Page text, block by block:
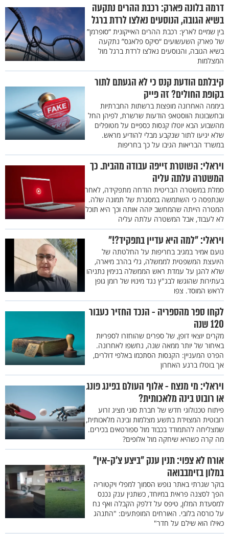
דרמה בלונה פארק: רכבת ההרים נתקעה
בשיא הגובה, הנוסעים נאלצו לרדת ברגל
בין שמיים לארץ: רכבת ההרים האייקונית “סופרמן”
של פארק השעשועים “סיקס פלאגס” נתקעה
בשיא הגובה, והנוסעים נאלצו לרדת ברגל מול
המצלמות
קיבלתם הודעת קנס כי לא הגעתם לתור
בקופת החולים? זה פייק
ביממה האחרונה מופצות ברשתות החברתיות
ובחשבונות הווסטאפ הודעות שרשרת, לפיהן החל
מהשבוע הבא יוטלו קנסות כספיים על מטופלים
שלא יגיעו לתור שנקבע מבלי להודיע מראש.
במשרד הבריאות הגיבו על כך בחריפות
ויראלי: השוטרת זייפה עבודה מהבית. כך
המשטרה עלתה עליה
סמלת במשטרה הבריטית הודחה מתפקידה, לאחר
שנתפסה כי השתמשה במסגרת של תמונה שלה.
המטרה הייתה שהמחשב יזהה אותה וכך היא תוכל
לא לעבוד, אבל המשטרה עלתה עליה
ויראלי: "למה היא עדיין בתפקיד?!"
נועם אמיר במגיב בחריפות על החלטתה של
היועצת המשפטית לממשלה, גלי בהרב מיארה,
שלא להגן על עמדת ראש הממשלה בנימין נתניהו
בעתירות שהוגשו לבג"ץ נגד מינויו של רומן גופן
לראש המוסד. צפו
לקחו ספר מהספריה - הנכד החזיר כעבור
120 שנה
מקרים יוצאי דופן, של ספרים שהוחזרו לספריות
באיחור של יותר ממאה שנה, נחשפו לאחרונה.
הפרט המעניין: הקנסות הסתכמו באלפי דולרים,
אך בוטלו ברגע האחרון
ויראלי: מי מנצח - אלוף העולם בפינג פונג
או רובוט בינה מלאכותית?
פיתוח טכנולוגי חדש של חברת סוני מציג זרוע
רובוטית המצוידת בתשע מצלמות ובינה מלאכותית,
שמצליחה להתמודד בכבוד מול ספורטאים בכירים.
מה קרה כשהיא שיחקה מול אלופים?
אורח לא צפוי: תנין ענק "ביצע צ'ק-אין"
במלון בזימבבואה
בוקר שגרתי באתר נופש הסמוך למפלי ויקטוריה
הפך לסצנה פראית במיוחד, כשתנין ענק נכנס
למסעדת המלון, טיפס על דלפק הקבלה ואף נח
על כורסה בלובי. האורחים המופתעים: "התנהג
כאילו הוא שילם על חדר"